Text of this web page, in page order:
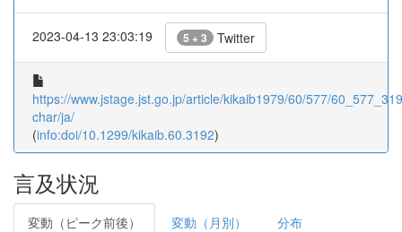
2023-04-13 23:03:19 5 + 3 Twitter
https://www.jstage.jst.go.jp/article/kikaib1979/60/577/
char/ja/
(info:doi/10.1299/kikaib.60.3192)
言及状況
変動（ピーク前後） 変動（月別） 分布